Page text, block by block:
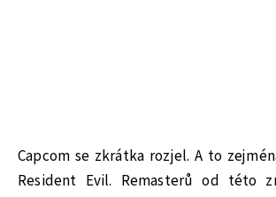
Capcom se zkrátka rozjel. A to
Resident Evil. Remasterů od této